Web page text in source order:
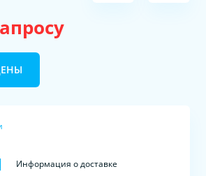
Информация о доставке